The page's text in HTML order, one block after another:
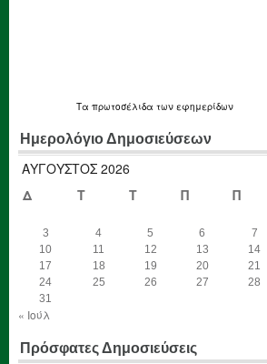
Τα πρωτοσέλιδα των εφημερίδων
Ημερολόγιο Δημοσιεύσεων
ΑΎΓΟΥΣΤΟΣ 2026
Δ
Τ Τ Π Π
3
4 5 6 7
10
11 12 13 14
17
18 19 20 21
24
25 26 27 28
31
« Ιούλ
Πρόσφατες Δημοσιεύσεις